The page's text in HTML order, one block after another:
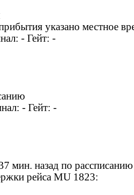
указано местное
- Гейт: -
- Гейт: -
мин. назад по рассписанию
FLR
рейса MU 1823: